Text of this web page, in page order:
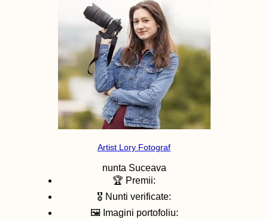
Artist Lory Fotograf
nunta Suceava
🏆 Premii:
🎖️ Nunti verificate:
🖼️ Imagini portofoliu: